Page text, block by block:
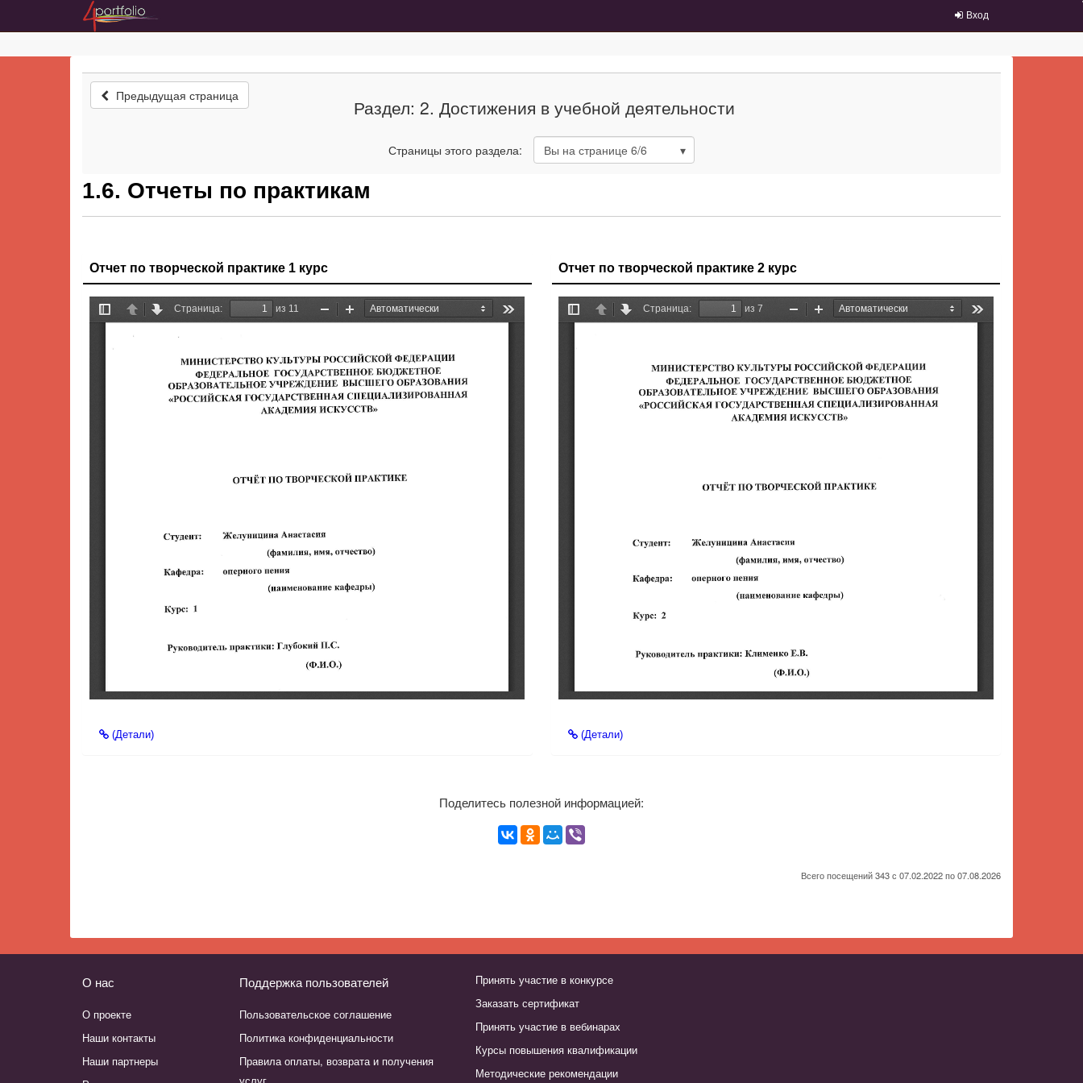
Вход
Предыдущая страница Раздел: 2. Достижения в учебной деятельности
Страницы этого раздела: Вы на странице 6/6
1.6. Отчеты по практикам
Отчет по творческой практике 1 курс
(Детали)
Отчет по творческой практике 2 курс
(Детали)
Поделитесь полезной информацией:
Всего посещений 343 с 07.02.2022 по 07.08.2026
О нас
О проекте
Наши контакты
Наши партнеры
Поддержка пользователей
Пользовательское соглашение
Политика конфиденциальности
Правила оплаты, возврата и получения
услуг
Принять участие в конкурсе
Заказать сертификат
Принять участие в вебинарах
Курсы повышения квалификации
Методические рекомендации